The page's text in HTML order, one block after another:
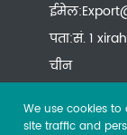
ईमेल:
पता:सं. 1
चीन
We use cookies
site traffic and